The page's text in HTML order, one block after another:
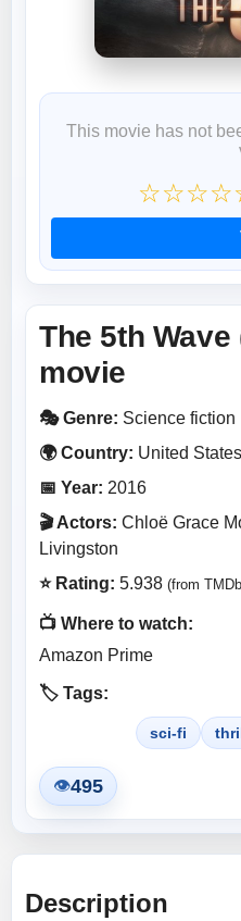
This movie has not
☆☆☆☆
The 5th
movie
🎭 Genre: Science fiction
🌍 Country: United
📅 Year: 2016
🎬 Actors: Chloë Grace
Livingston
⭐ Rating: 5.938 (from
📺 Where to watch:
Amazon Prime
🏷️ Tags:
sci-fi
👁495
Description